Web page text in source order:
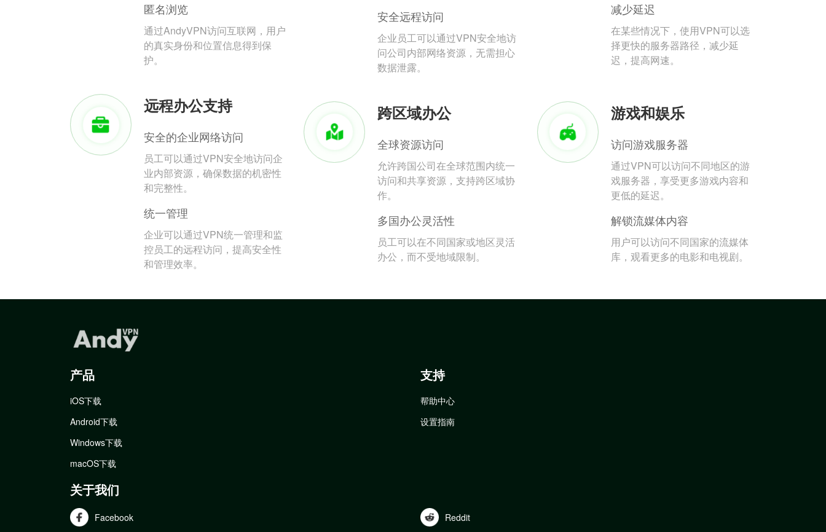
匿名浏览
通过AndyVPN访问互联网，用户
的真实身份和位置信息得到保
护。
安全远程访问
企业员工可以通过VPN安全地访
问公司内部网络资源，无需担心
数据泄露。
减少延迟
在某些情况下，使用VPN可以选
择更快的服务器路径，减少延
迟，提高网速。
远程办公支持
安全的企业网络访问
员工可以通过VPN安全地访问企
业内部资源，确保数据的机密性
和完整性。
统一管理
企业可以通过VPN统一管理和监
控员工的远程访问，提高安全性
和管理效率。
跨区域办公
全球资源访问
允许跨国公司在全球范围内统一
访问和共享资源，支持跨区域协
作。
多国办公灵活性
员工可以在不同国家或地区灵活
办公，而不受地域限制。
游戏和娱乐
访问游戏服务器
通过VPN可以访问不同地区的游
戏服务器，享受更多游戏内容和
更低的延迟。
解锁流媒体内容
用户可以访问不同国家的流媒体
库，观看更多的电影和电视剧。
产品
iOS下载
Android下载
Windows下载
macOS下载
支持
帮助中心
设置指南
关于我们
Facebook Reddit